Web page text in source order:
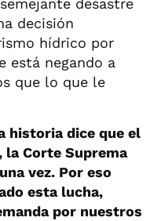
decisión
hídrico por
está negando a
que lo que le
historia dice que el
la Corte Suprema
vez. Por eso
esta lucha,
por nuestros